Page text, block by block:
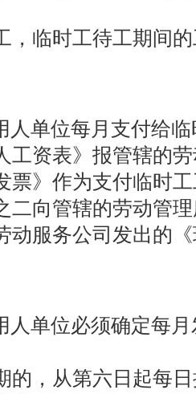
临时工待工期间的
单位每月支付给临
工资表》报管辖的
票》作为支付临时
二向管辖的劳动管
动服务公司发出的
单位必须确定每月
，从第六日起每日